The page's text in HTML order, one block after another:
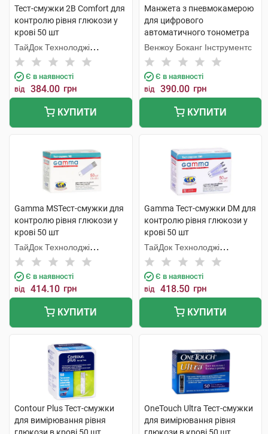
Тест-смужки 2В Comfort для
контролю рівня глюкози у
крові 50 шт
ТайДок Технолоджі
Корпорейшн
Є в наявності
від 384.00 грн
КУПИТИ
Манжета з пневмокамерою
для цифрового
автоматичного тонометра
велика 32-42 см 1 шт
Венжоу Боканг Інструментс
Є в наявності
від 390.00 грн
КУПИТИ
Gamma MSТест-смужки для
контролю рівня глюкози у
крові 50 шт
ТайДок Технолоджі
Корпорейшн
Є в наявності
від 414.10 грн
КУПИТИ
Gamma Тест-смужки DM для
контролю рівня глюкози у
крові 50 шт
ТайДок Технолоджі
Корпорейшн
Є в наявності
від 418.50 грн
КУПИТИ
Contour Plus Тест-смужки
для вимірювання рівня
OneTouch Ultra Тест-смужки
для вимірювання рівня